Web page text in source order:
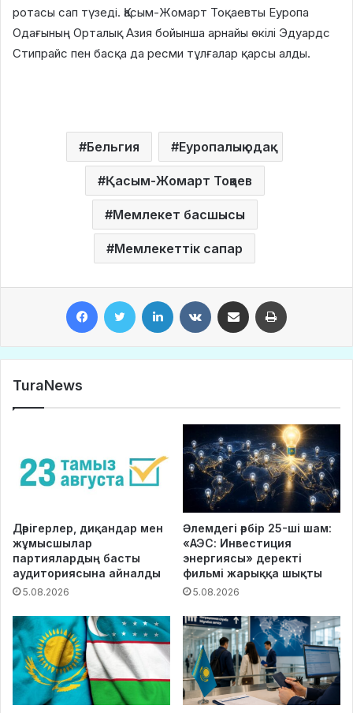
ротасы сап түзеді. Қасым-Жомарт Тоқаевты Еуропа
Одағының Орталық Азия бойынша арнайы өкілі Эдуардс
Стипрайс пен басқа да ресми тұлғалар қарсы алды.
Бельгия Еуропалық одақ
Қасым-Жомарт Тоқаев
Мемлекет басшысы
Мемлекеттік сапар
TuraNews
Дәрігерлер, диқандар мен
жұмысшылар
партиялардың басты
аудиториясына айналды
5.08.2026
Әлемдегі әрбір 25-ші шам:
«АЭС: Инвестиция
энергиясы» деректі
фильмі жарыққа шықты
5.08.2026